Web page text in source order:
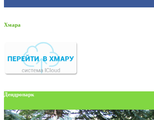
Хмара
Дендропарк